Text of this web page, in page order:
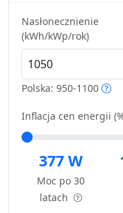
Nasłonecznienie
(kWh/kWp/rok)
Polska: 950-1100
Inflacja cen energii
377 W
Moc po 30
latach